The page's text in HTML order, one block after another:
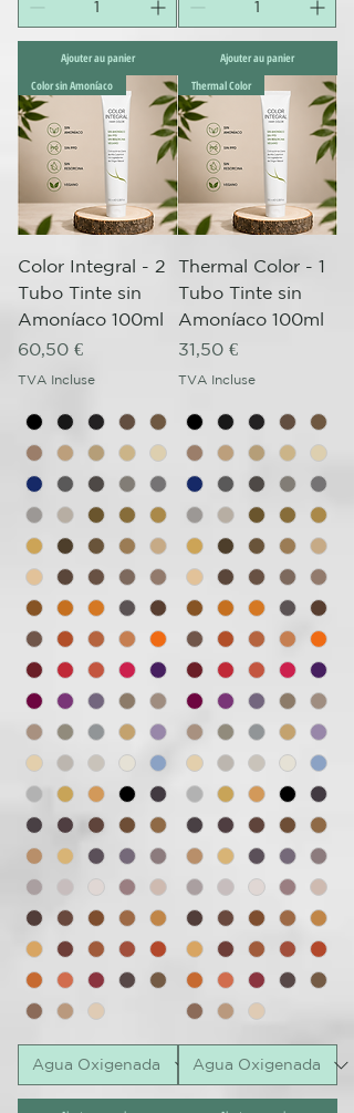
Ajouter au panier
Ajouter au panier
Color sin Amoníaco
Color Integral - 2
Tubo Tinte sin
Amoníaco 100ml
Prix
60,50 €
TVA Incluse
Thermal Color
Thermal Color - 1
Tubo Tinte sin
Amoníaco 100ml
Prix
31,50 €
TVA Incluse